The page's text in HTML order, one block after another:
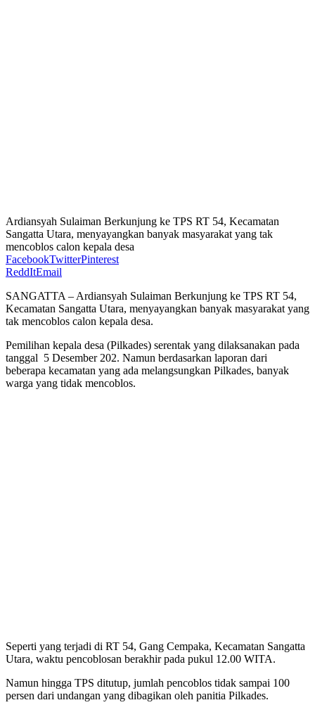
Ardiansyah Sulaiman Berkunjung ke TPS RT 54, Kecamatan
Sangatta Utara, menyayangkan banyak masyarakat yang tak
mencoblos calon kepala desa
FacebookTwitterPinterest
ReddItEmail
SANGATTA – Ardiansyah Sulaiman Berkunjung ke TPS RT 54,
Kecamatan Sangatta Utara, menyayangkan banyak masyarakat yang
tak mencoblos calon kepala desa.
Pemilihan kepala desa (Pilkades) serentak yang dilaksanakan pada
tanggal 5 Desember 202. Namun berdasarkan laporan dari
beberapa kecamatan yang ada melangsungkan Pilkades, banyak
warga yang tidak mencoblos.
Seperti yang terjadi di RT 54, Gang Cempaka, Kecamatan Sangatta
Utara, waktu pencoblosan berakhir pada pukul 12.00 WITA.
Namun hingga TPS ditutup, jumlah pencoblos tidak sampai 100
persen dari undangan yang dibagikan oleh panitia Pilkades.